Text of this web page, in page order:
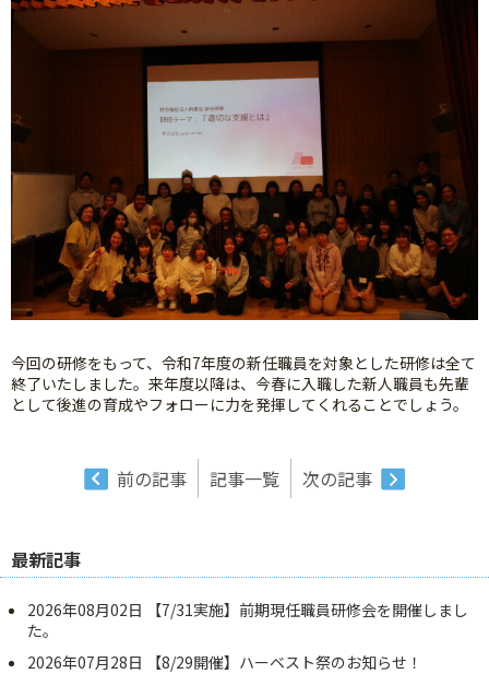
今回の研修をもって、令和7年度の新任職員を対象とした研修は全て
終了いたしました。来年度以降は、今春に入職した新人職員も先輩
として後進の育成やフォローに力を発揮してくれることでしょう。
前の記事 記事一覧 次の記事
最新記事
2026年08月02日
【7/31実施】前期現任職員研修会を開催しまし
た。
2026年07月28日
【8/29開催】ハーベスト祭のお知らせ！